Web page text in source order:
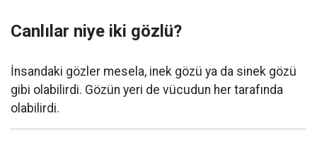
Canlılar niye iki gözlü?
İnsandaki gözler mesela, inek gözü ya da sinek gözü
gibi olabilirdi. Gözün yeri de vücudun her tarafında
olabilirdi.